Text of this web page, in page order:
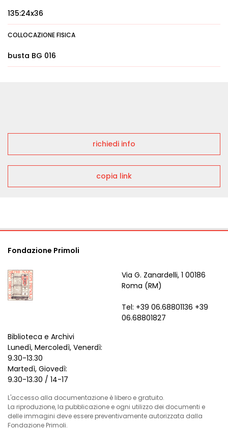
135:24x36
COLLOCAZIONE FISICA
busta BG 016
richiedi info
copia link
Fondazione Primoli
Via G. Zanardelli, 1 00186
Roma (RM)
Tel: +39 06.68801136 +39
06.68801827
Biblioteca e Archivi
Lunedì, Mercoledì, Venerdì:
9.30-13.30
Martedì, Giovedì:
9.30-13.30 / 14-17
L'accesso alla documentazione è libero e gratuito.
La riproduzione, la pubblicazione e ogni utilizzo dei documenti e
delle immagini deve essere preventivamente autorizzata dalla
Fondazione Primoli.